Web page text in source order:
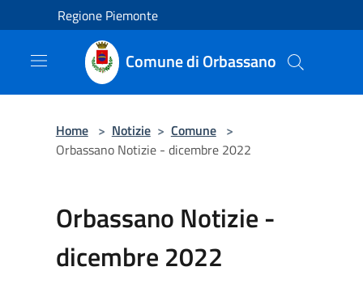
Salta al contenuto principale
Regione Piemonte
Comune di Orbassano
Home > Notizie > Comune >
Orbassano Notizie - dicembre 2022
Orbassano Notizie -
dicembre 2022